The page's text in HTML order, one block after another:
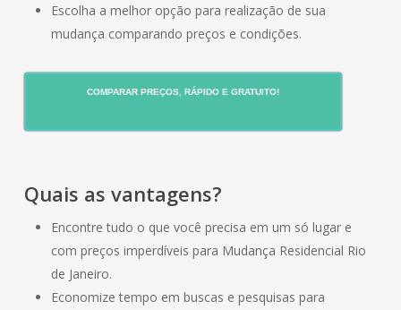
Escolha a melhor opção para realização de sua
mudança comparando preços e condições.
COMPARAR PREÇOS, RÁPIDO E GRATUITO!
Quais as vantagens?
Encontre tudo o que você precisa em um só lugar e
com preços imperdíveis para Mudança Residencial Rio
de Janeiro.
Economize tempo em buscas e pesquisas para